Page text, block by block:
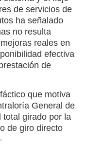
de servicios de
ha señalado
no resulta
reales en
efectiva
de
que motiva
General de
total girado por la
de giro directo